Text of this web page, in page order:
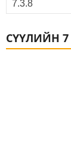
СҮҮЛИЙН